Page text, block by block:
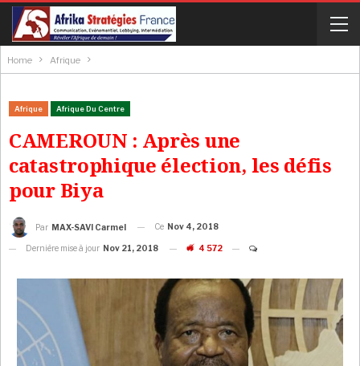
Home Afrique
Afrique Afrique Du Centre
CAMEROUN : Après une
catastrophique élection, les défis
pour Biya
Par MAX-SAVI Carmel Ce Nov 4, 2018
Dernière mise à jour Nov 21, 2018 4 572